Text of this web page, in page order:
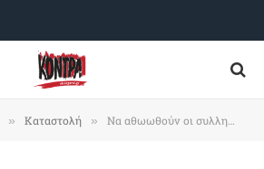
» Καταστολή » Να αθωωθούν οι συλληφθέντες στις 6-3-2021, που προσπάθησαν να διαδηλώσουν για τον απεργό πείνας Δ. Κουφοντίνα